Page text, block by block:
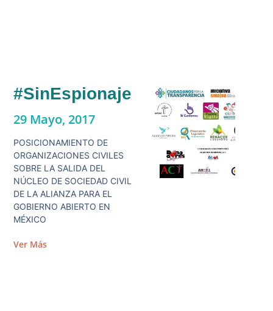
#SinEspionaje
29 Mayo, 2017
POSICIONAMIENTO DE
ORGANIZACIONES CIVILES
SOBRE LA SALIDA DEL
NÚCLEO DE SOCIEDAD CIVIL
DE LA ALIANZA PARA EL
GOBIERNO ABIERTO EN
MÉXICO
Ver Más